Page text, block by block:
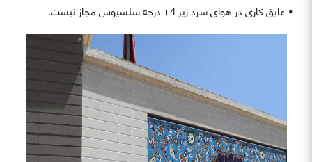
• عایق کاری در هوای سرد زیر 4+ درجه سلسیوس مجاز نیست.